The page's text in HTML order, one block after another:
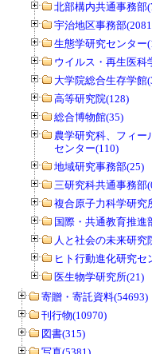
北部構内共通事務部
宇治地区事務部
生態学研究センター
ウイルス・再生医科
大学院総合生存学館
高等研究院(128)
総合博物館(35)
農学研究科、フィー
センター(110)
地域研究事務部(25)
三研究科共通事務部
複合原子力科学研究
国際・共通教育推進
人と社会の未来研究
ヒト行動進化研究セ
医生物学研究所(21)
寄贈・寄託資料(54693)
刊行物(10970)
図書(315)